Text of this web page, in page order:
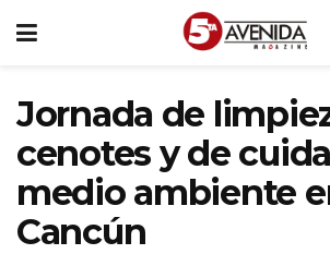
Jornada de
cenotes y de
medio ambiente
Cancún